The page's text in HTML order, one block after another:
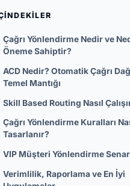
Çağrı Yönlendirme Nedir ve
Öneme Sahiptir?
ACD Nedir? Otomatik Çağrı
Temel Mantığı
Skill Based Routing Nasıl
Çağrı Yönlendirme Kuralları
Tasarlanır?
VIP Müşteri Yönlendirme
Verimlilik, Raporlama ve En İyi